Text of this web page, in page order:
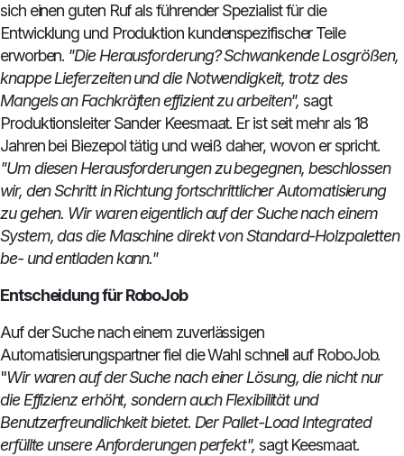
sich einen guten Ruf als führender Spezialist für die
Entwicklung und Produktion kundenspezifischer Teile
erworben. "Die Herausforderung? Schwankende Losgrößen,
knappe Lieferzeiten und die Notwendigkeit, trotz des
Mangels an Fachkräften effizient zu arbeiten", sagt
Produktionsleiter Sander Keesmaat. Er ist seit mehr als 18
Jahren bei Biezepol tätig und weiß daher, wovon er spricht.
"Um diesen Herausforderungen zu begegnen, beschlossen
wir, den Schritt in Richtung fortschrittlicher Automatisierung
zu gehen. Wir waren eigentlich auf der Suche nach einem
System, das die Maschine direkt von Standard-Holzpaletten
be- und entladen kann."
Entscheidung für RoboJob
Auf der Suche nach einem zuverlässigen
Automatisierungspartner fiel die Wahl schnell auf RoboJob.
"Wir waren auf der Suche nach einer Lösung, die nicht nur
die Effizienz erhöht, sondern auch Flexibilität und
Benutzerfreundlichkeit bietet. Der Pallet-Load Integrated
erfüllte unsere Anforderungen perfekt", sagt Keesmaat.